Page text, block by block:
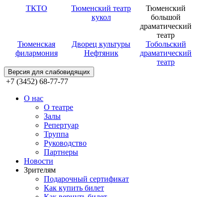
ТКТО
Тюменский театр
кукол
Тюменский
большой
драматический
театр
Тюменская
филармония
Дворец культуры
Нефтяник
Тобольский
драматический
театр
Версия для слабовидящих
+7 (3452) 68-77-77
О нас
О театре
Залы
Репертуар
Труппа
Руководство
Партнеры
Новости
Зрителям
Подарочный сертификат
Как купить билет